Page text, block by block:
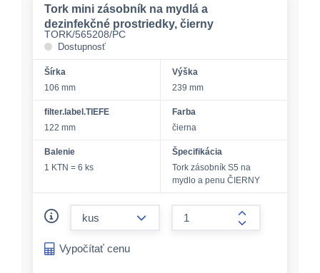
Tork mini zásobník na mydlá a
dezinfekčné prostriedky, čierny
TORK/565208/PC
Dostupnosť
Šírka
106 mm
Výška
239 mm
filter.label.TIEFE
122 mm
Farba
čierna
Balenie
1 KTN = 6 ks
Špecifikácia
Tork zásobník S5 na
mydlo a penu ČIERNY
form.increase-
Vypočítať cenu